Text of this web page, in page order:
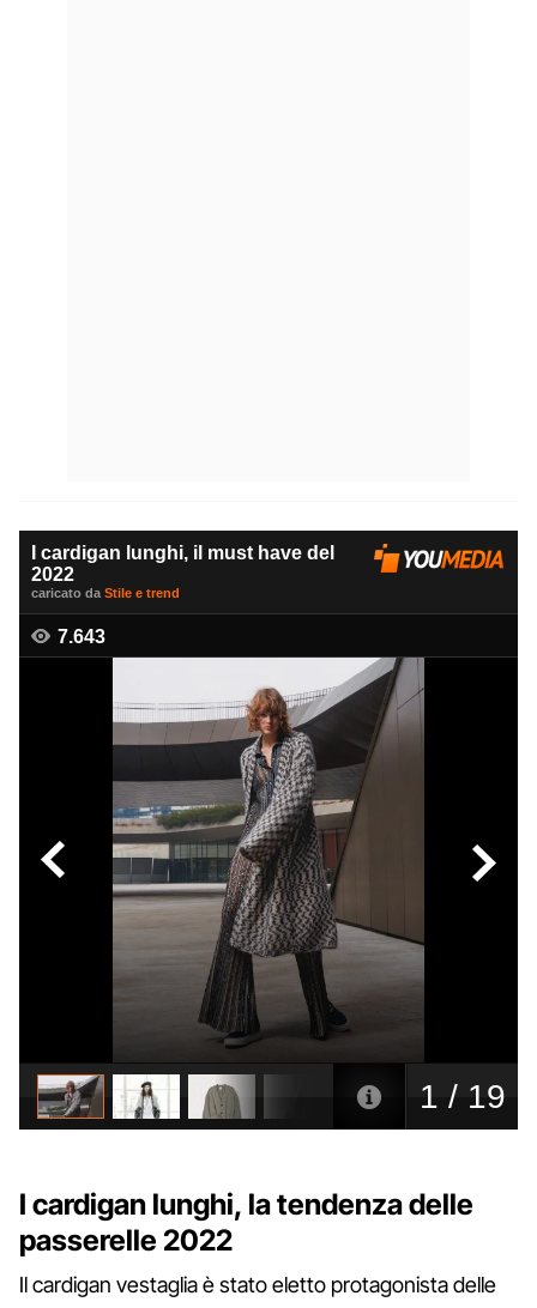
I cardigan lunghi, la tendenza delle
passerelle 2022
Il cardigan vestaglia è stato eletto protagonista delle